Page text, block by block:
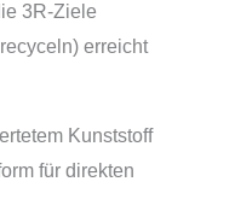
3R-Ziele
erreicht
Kunststoff
für direkten